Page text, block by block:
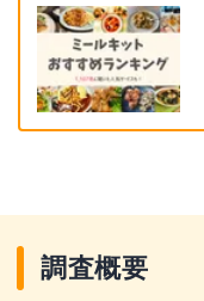
調査概要